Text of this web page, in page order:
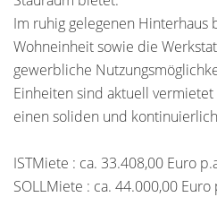
Im ruhig gelegenen
Wohneinheit sowie die
gewerbliche
Einheiten sind aktuell
einen soliden und
ISTMiete : ca. 33.408,00 Euro
SOLLMiete : ca. 44.000,00 Euro